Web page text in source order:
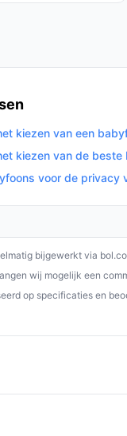
om
kiezen van een
kiezen van de
voor de privacy
bijgewerkt via
wij mogelijk een
op specificaties en